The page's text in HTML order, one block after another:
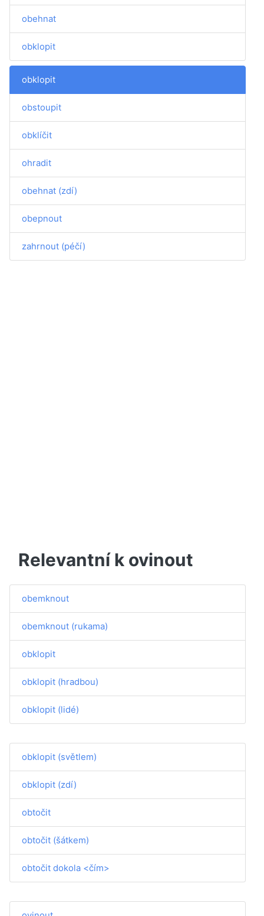
obehnat
obklopit
obklopit
obstoupit
obklíčit
ohradit
obehnat (zdí)
obepnout
zahrnout (péčí)
Relevantní k ovinout
obemknout
obemknout (rukama)
obklopit
obklopit (hradbou)
obklopit (lidé)
obklopit (světlem)
obklopit (zdí)
obtočit
obtočit (šátkem)
obtočit dokola <čím>